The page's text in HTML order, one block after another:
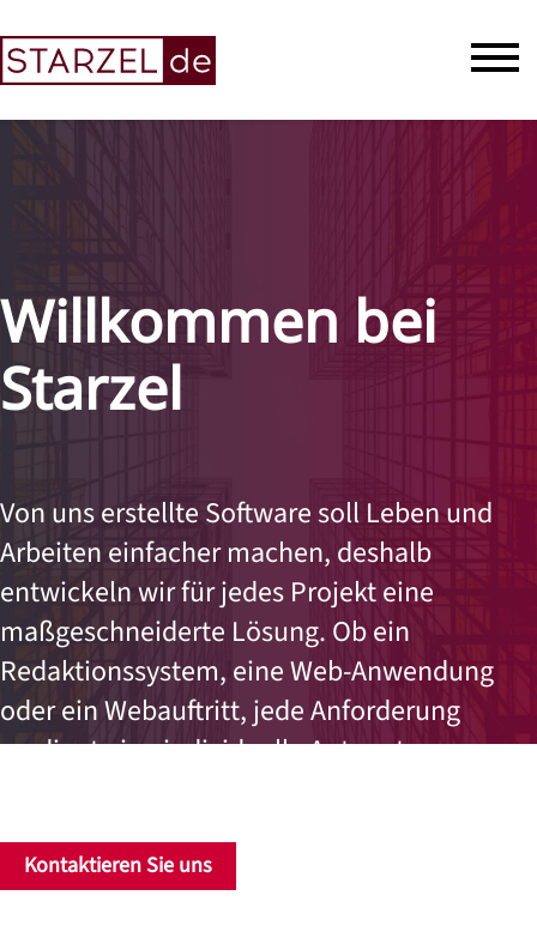
Willkommen bei
Starzel
Von uns erstellte Software soll Leben und
Arbeiten einfacher machen, deshalb
entwickeln wir für jedes Projekt eine
maßgeschneiderte Lösung. Ob ein
Redaktionssystem, eine Web-Anwendung
oder ein Webauftritt, jede Anforderung
verdient eine individuelle Antwort.
Kontaktieren Sie uns